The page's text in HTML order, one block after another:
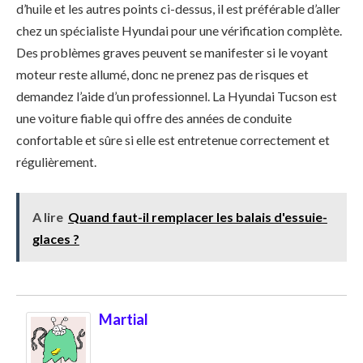
d’huile et les autres points ci-dessus, il est préférable d’aller
chez un spécialiste Hyundai pour une vérification complète.
Des problèmes graves peuvent se manifester si le voyant
moteur reste allumé, donc ne prenez pas de risques et
demandez l’aide d’un professionnel. La Hyundai Tucson est
une voiture fiable qui offre des années de conduite
confortable et sûre si elle est entretenue correctement et
régulièrement.
A lire Quand faut-il remplacer les balais d'essuie-
glaces ?
Martial